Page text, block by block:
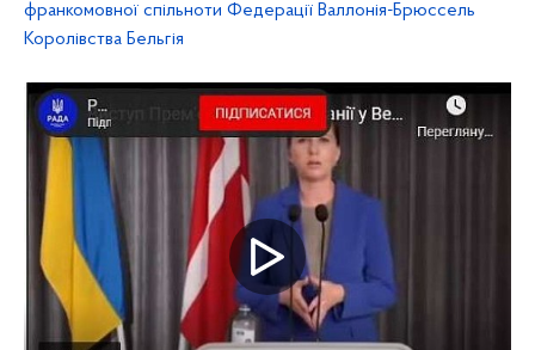
франкомовної спільноти Федерації Валлонія-Брюссель
Королівства Бельгія